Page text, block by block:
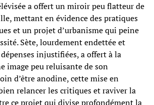
a offert un miroir peu flatteur de
mettant en évidence des pratiques
et un projet d’urbanisme qui peine
Sète, lourdement endettée et
injustifiées, a offert à la
image peu reluisante de son
d’être anodine, cette mise en
relancer les critiques et raviver la
ce projet qui divise profondément la